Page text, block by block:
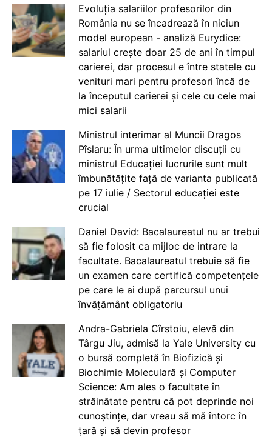
Evoluția salariilor profesorilor din
România nu se încadrează în niciun
model european - analiză Eurydice:
salariul crește doar 25 de ani în timpul
carierei, dar procesul e între statele cu
venituri mari pentru profesori încă de
la începutul carierei și cele cu cele mai
mici salarii
Ministrul interimar al Muncii Dragos
Pîslaru: În urma ultimelor discuții cu
ministrul Educației lucrurile sunt mult
îmbunătățite față de varianta publicată
pe 17 iulie / Sectorul educației este
crucial
Daniel David: Bacalaureatul nu ar trebui
să fie folosit ca mijloc de intrare la
facultate. Bacalaureatul trebuie să fie
un examen care certifică competențele
pe care le ai după parcursul unui
învățământ obligatoriu
Andra-Gabriela Cîrstoiu, elevă din
Târgu Jiu, admisă la Yale University cu
o bursă completă în Biofizică și
Biochimie Moleculară și Computer
Science: Am ales o facultate în
străinătate pentru că pot deprinde noi
cunoștințe, dar vreau să mă întorc în
țară și să devin profesor